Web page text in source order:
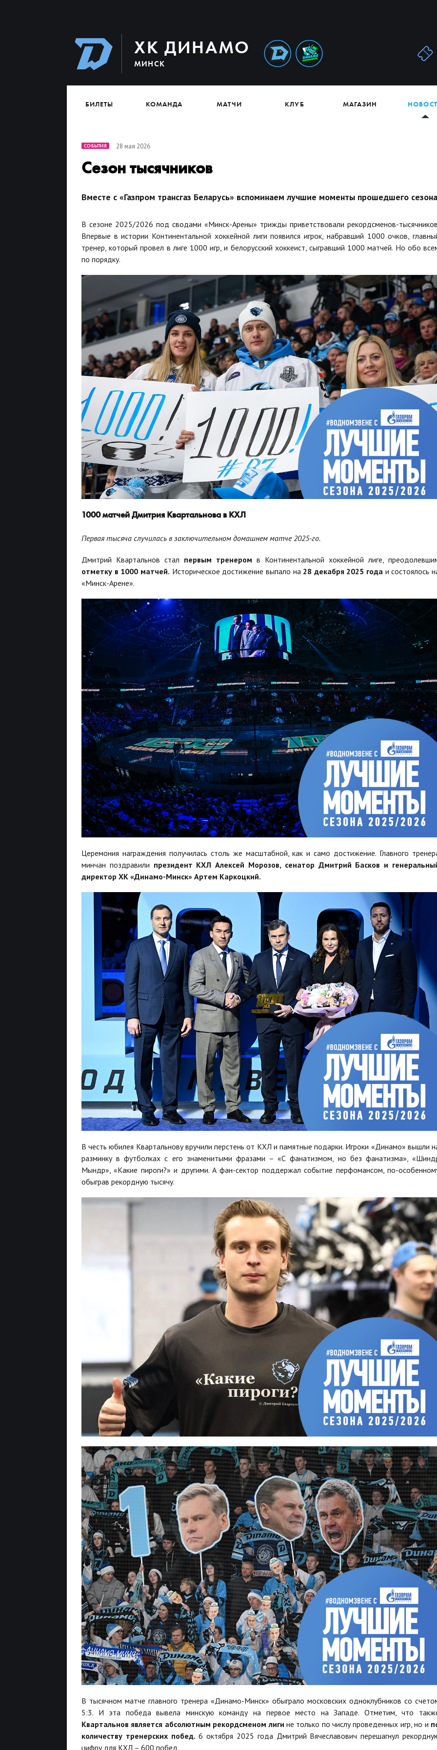
ХК ДИНАМО
МИНСК
БИЛЕТЫ КОМАНДА МАТЧИ КЛУБ МАГАЗИН
СОБЫТИЯ 28 мая 2026
Сезон тысячников
Вместе с «Газпром трансгаз Беларусь» вспоминаем лучшие моменты прошедшего
В сезоне 2025/2026 под сводами «Минск-Арены» трижды приветствовали рекордсменов-
Впервые в истории Континентальной хоккейной лиги появился игрок, набравший 1000 очков,
тренер, который провел в лиге 1000 игр, и белорусский хоккеист, сыгравший 1000 матчей. Но обо
по порядку.
1000 матчей Дмитрия Квартальнова в КХЛ
Первая тысяча случилась в заключительном домашнем матче 2025-го.
Дмитрий Квартальнов стал первым тренером в Континентальной хоккейной лиге,
отметку в 1000 матчей. Историческое достижение выпало на 28 декабря 2025 года и состоялось
«Минск-Арене».
Церемония награждения получилась столь же масштабной, как и само достижение. Главного
минчан поздравили президент КХЛ Алексей Морозов, сенатор Дмитрий Басков и
директор ХК «Динамо-Минск» Артем Каркоцкий.
В честь юбилея Квартальнову вручили перстень от КХЛ и памятные подарки. Игроки «Динамо» вышли
разминку в футболках с его знаменитыми фразами – «С фанатизмом, но без фанатизма»,
Мындр», «Какие пироги?» и другими. А фан-сектор поддержал событие перфомансом, по-
обыграв рекордную тысячу.
В тысячном матче главного тренера «Динамо-Минск» обыграло московских одноклубников со
5:3. И эта победа вывела минскую команду на первое место на Западе. Отметим, что
Квартальнов является абсолютным рекордсменом лиги не только по числу проведенных игр, но и
количеству тренерских побед. 6 октября 2025 года Дмитрий Вячеславович перешагнул
цифру для КХЛ – 600 побед.